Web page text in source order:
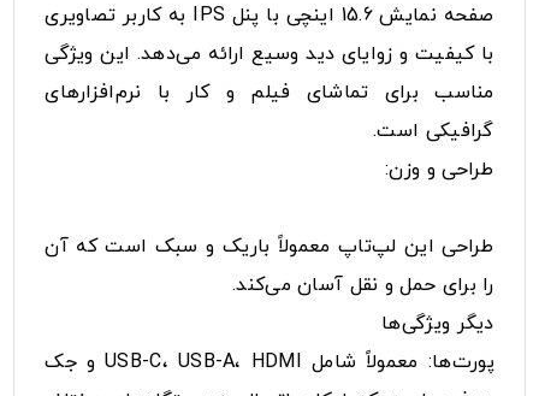
صفحه نمایش 15.6 اینچی با پنل IPS به کاربر تصاویری
با کیفیت و زوایای دید وسیع ارائه می‌دهد. این ویژگی
مناسب برای تماشای فیلم و کار با نرم‌افزارهای
گرافیکی است.
طراحی و وزن:
طراحی این لپ‌تاپ معمولاً باریک و سبک است که آن
را برای حمل و نقل آسان می‌کند.
دیگر ویژگی‌ها
پورت‌ها: معمولاً شامل USB-C، USB-A، HDMI و جک